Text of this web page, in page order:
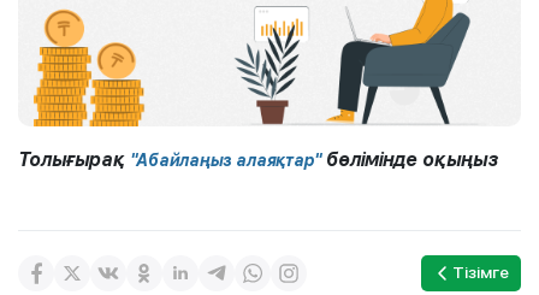
Толығырақ "Абайлаңыз алаяқтар"бөлімінде оқыңыз
Тізімге